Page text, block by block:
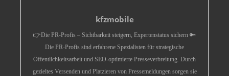
kfzmobile
👉Die PR-Profis – Sichtbarkeit steigern, Expertenstatus sichern 🔑
Die PR-Profis sind erfahrene Spezialisten für strategische
Öffentlichkeitsarbeit und SEO-optimierte Presseverbreitung. Durch
gezieltes Versenden und Platzieren von Pressemeldungen sorgen sie